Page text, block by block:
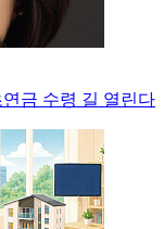
금 수령 길 열린다